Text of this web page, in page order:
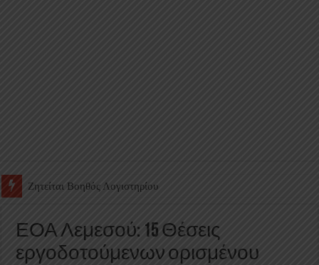
Ζητείται Υπάλληλος για γέμισμα και ανεφοδιασμό αυτόματων
ΕΟΑ Λεμεσού: 15 Θέσεις
εργοδοτούμενων ορισμένου